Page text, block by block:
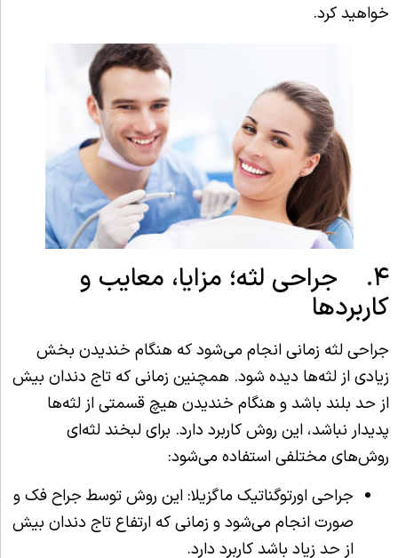
خواهید کرد.
۴. جراحی لثه؛ مزایا، معایب و
کاربردها
جراحی لثه زمانی انجام می‌شود که هنگام خندیدن بخش
زیادی از لثه‌ها دیده شود. همچنین زمانی که تاج دندان بیش
از حد بلند باشد و هنگام خندیدن هیچ قسمتی از لثه‌ها
پدیدار نباشد، این روش کاربرد دارد. برای لبخند لثه‌ای
روش‌های مختلفی استفاده می‌شود:
جراحی اورتوگناتیک ماگزیلا: این روش توسط جراح فک و
صورت انجام می‌شود و زمانی که ارتفاع تاج دندان بیش
از حد زیاد باشد کاربرد دارد.